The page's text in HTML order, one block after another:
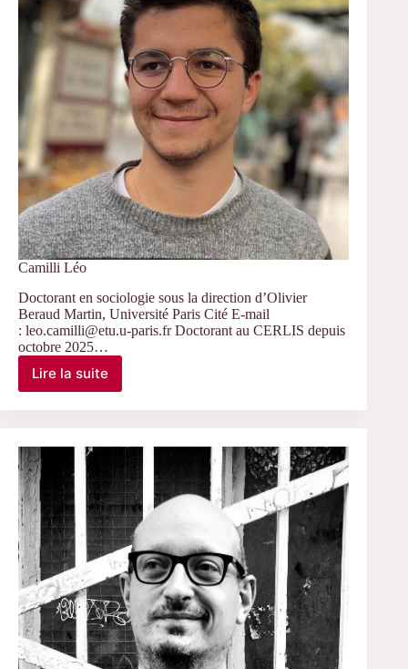
Camilli Léo
Doctorant en sociologie sous la direction d’Olivier
Beraud Martin, Université Paris Cité E-mail
: leo.camilli@etu.u-paris.fr Doctorant au CERLIS depuis
octobre 2025…
Lire la suite
Camilli